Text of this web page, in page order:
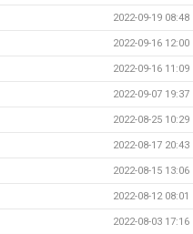
2022-09-19 08:48
2022-09-16 12:00
2022-09-16 11:09
2022-09-07 19:37
2022-08-25 10:29
2022-08-17 20:43
2022-08-15 13:06
2022-08-12 08:01
2022-08-03 17:16